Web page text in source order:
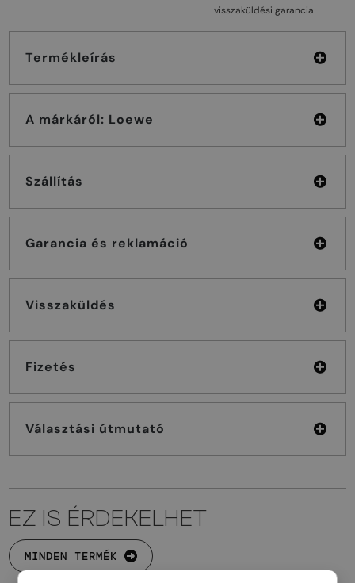
visszaküldési garancia
Termékleírás
A márkáról: Loewe
Szállítás
Garancia és reklamáció
Visszaküldés
Fizetés
Választási útmutató
EZ IS ÉRDEKELHET
MINDEN TERMÉK